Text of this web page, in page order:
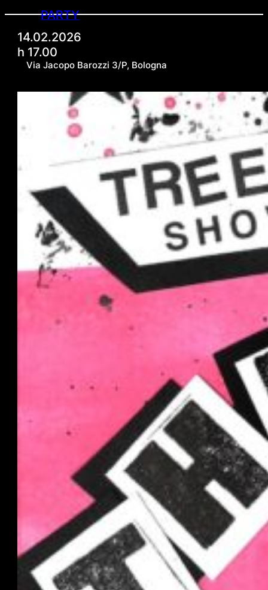
PARTY
14.02.2026
h 17.00
Via Jacopo Barozzi 3/P, Bologna